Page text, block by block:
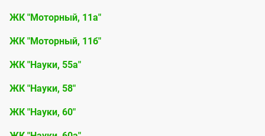
ЖК "Моторный, 11а"
ЖК "Моторный, 11б"
ЖК "Науки, 55а"
ЖК "Науки, 58"
ЖК "Науки, 60"